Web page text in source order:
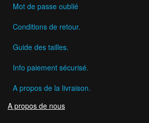
Mot de passe oublié
Conditions de retour.
Guide des tailles.
Info paiement sécurisé.
A propos de la livraison.
A propos de nous